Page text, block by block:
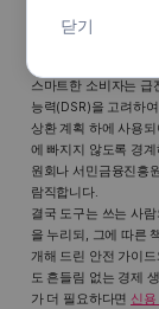
드 이용 내역뿐만 아
스마트한 소비자는 급
능력(DSR)을 고려하
상환 계획 하에 사용
에 빠지지 않도록 경
원회나 서민금융진흥
람직합니다.
결국 도구는 쓰는 사
을 누리되, 그에 따른
개해 드린 안전 가이
도 흔들림 없는 경제
가 더 필요하다면 신
닫기